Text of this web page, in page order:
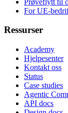
For UE-
Ressurser
Academy
Hjelpesenter
Kontakt oss
Status
Case studies
Agentic
API docs